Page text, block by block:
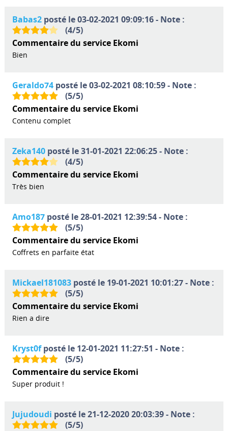
Babas2posté le 03-02-2021 09:09:16 - Note :
(4/5)
Commentaire du service Ekomi
Bien
Geraldo74posté le 03-02-2021 08:10:59 - Note :
(5/5)
Commentaire du service Ekomi
Contenu complet
Zeka140posté le 31-01-2021 22:06:25 - Note :
(4/5)
Commentaire du service Ekomi
Très bien
Amo187posté le 28-01-2021 12:39:54 - Note :
(5/5)
Commentaire du service Ekomi
Coffrets en parfaite état
Mickael181083posté le 19-01-2021 10:01:27 - Note :
(5/5)
Commentaire du service Ekomi
Rien a dire
Kryst0fposté le 12-01-2021 11:27:51 - Note :
(5/5)
Commentaire du service Ekomi
Super produit !
Jujudoudi posté le 21-12-2020 20:03:39 - Note :
(5/5)